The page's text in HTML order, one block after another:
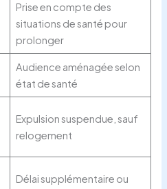
Prise en compte des
situations de santé pour
prolonger
Audience aménagée selon
état de santé
Expulsion suspendue, sauf
relogement
Délai supplémentaire ou